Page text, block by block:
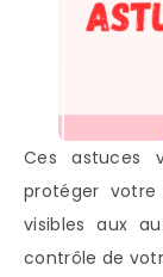
Ces astuces
protéger
visibles aux
contrôle de